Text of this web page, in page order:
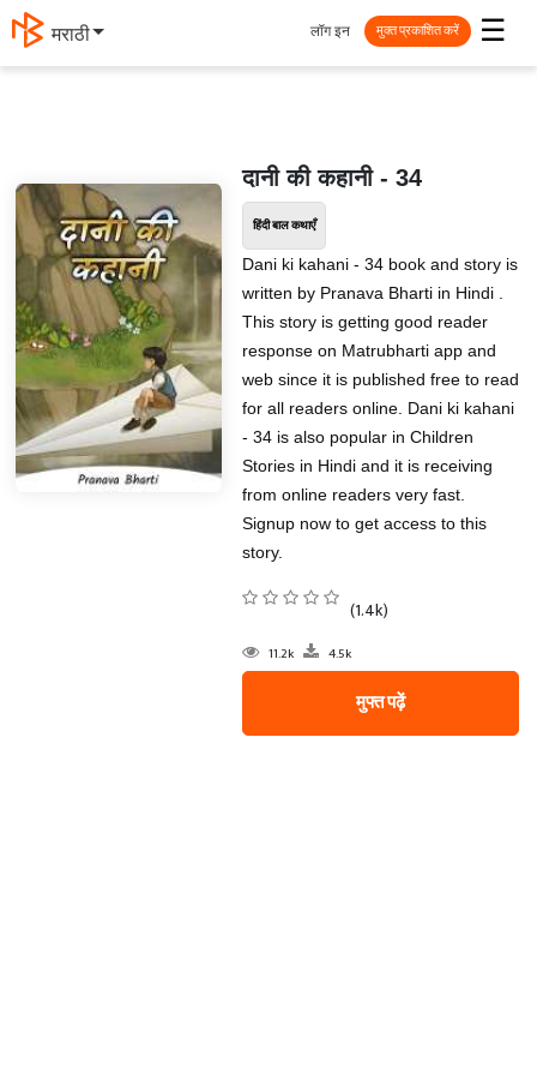
मराठी ☰
लॉग इन मुक्त प्रकाशित करें
दानी की कहानी - 34
हिंदी बाल कथाएँ
Dani ki kahani - 34 book and story is
written by Pranava Bharti in Hindi .
This story is getting good reader
response on Matrubharti app and
web since it is published free to read
for all readers online. Dani ki kahani
- 34 is also popular in Children
Stories in Hindi and it is receiving
from online readers very fast.
Signup now to get access to this
story.
(1.4k)
11.2k 4.5k
मुफ्त पढ़ें